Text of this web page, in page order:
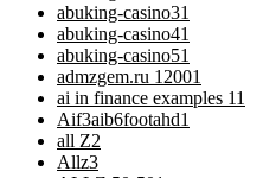
abuking-casino31
abuking-casino41
abuking-casino51
admzgem.ru 12001
ai in finance examples 11
Aif3aib6footahd1
all Z2
Allz3